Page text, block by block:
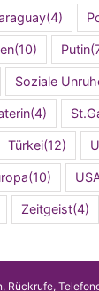
(4)
(10) Putin
Soziale
(4)
Türkei(12)
(10)
Zeitgeist(4)
Rückrufe,